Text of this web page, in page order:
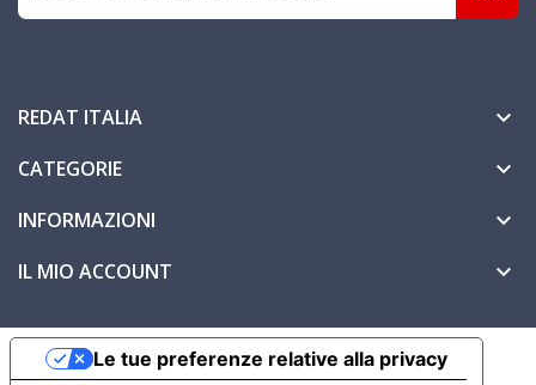
REDAT ITALIA 
CATEGORIE 
INFORMAZIONI 
IL MIO ACCOUNT 
Le tue preferenze relative alla privacy